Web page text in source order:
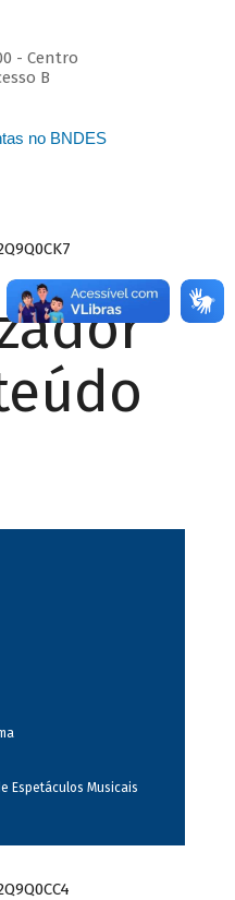
- Centro
B
no BNDES
Espetáculos Musicais